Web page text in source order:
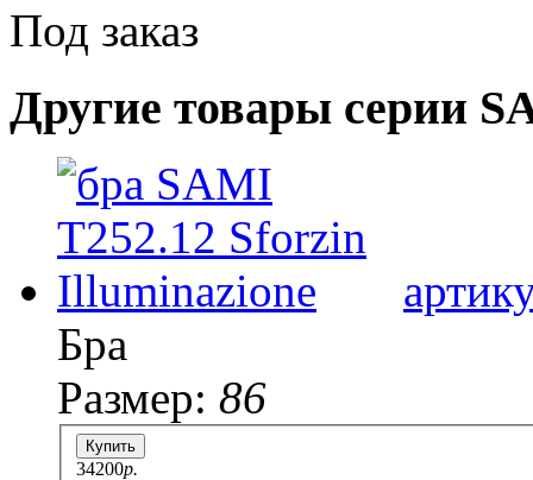
Под заказ
Другие товары серии
Бра
Размер: 86
Купить
34200p.